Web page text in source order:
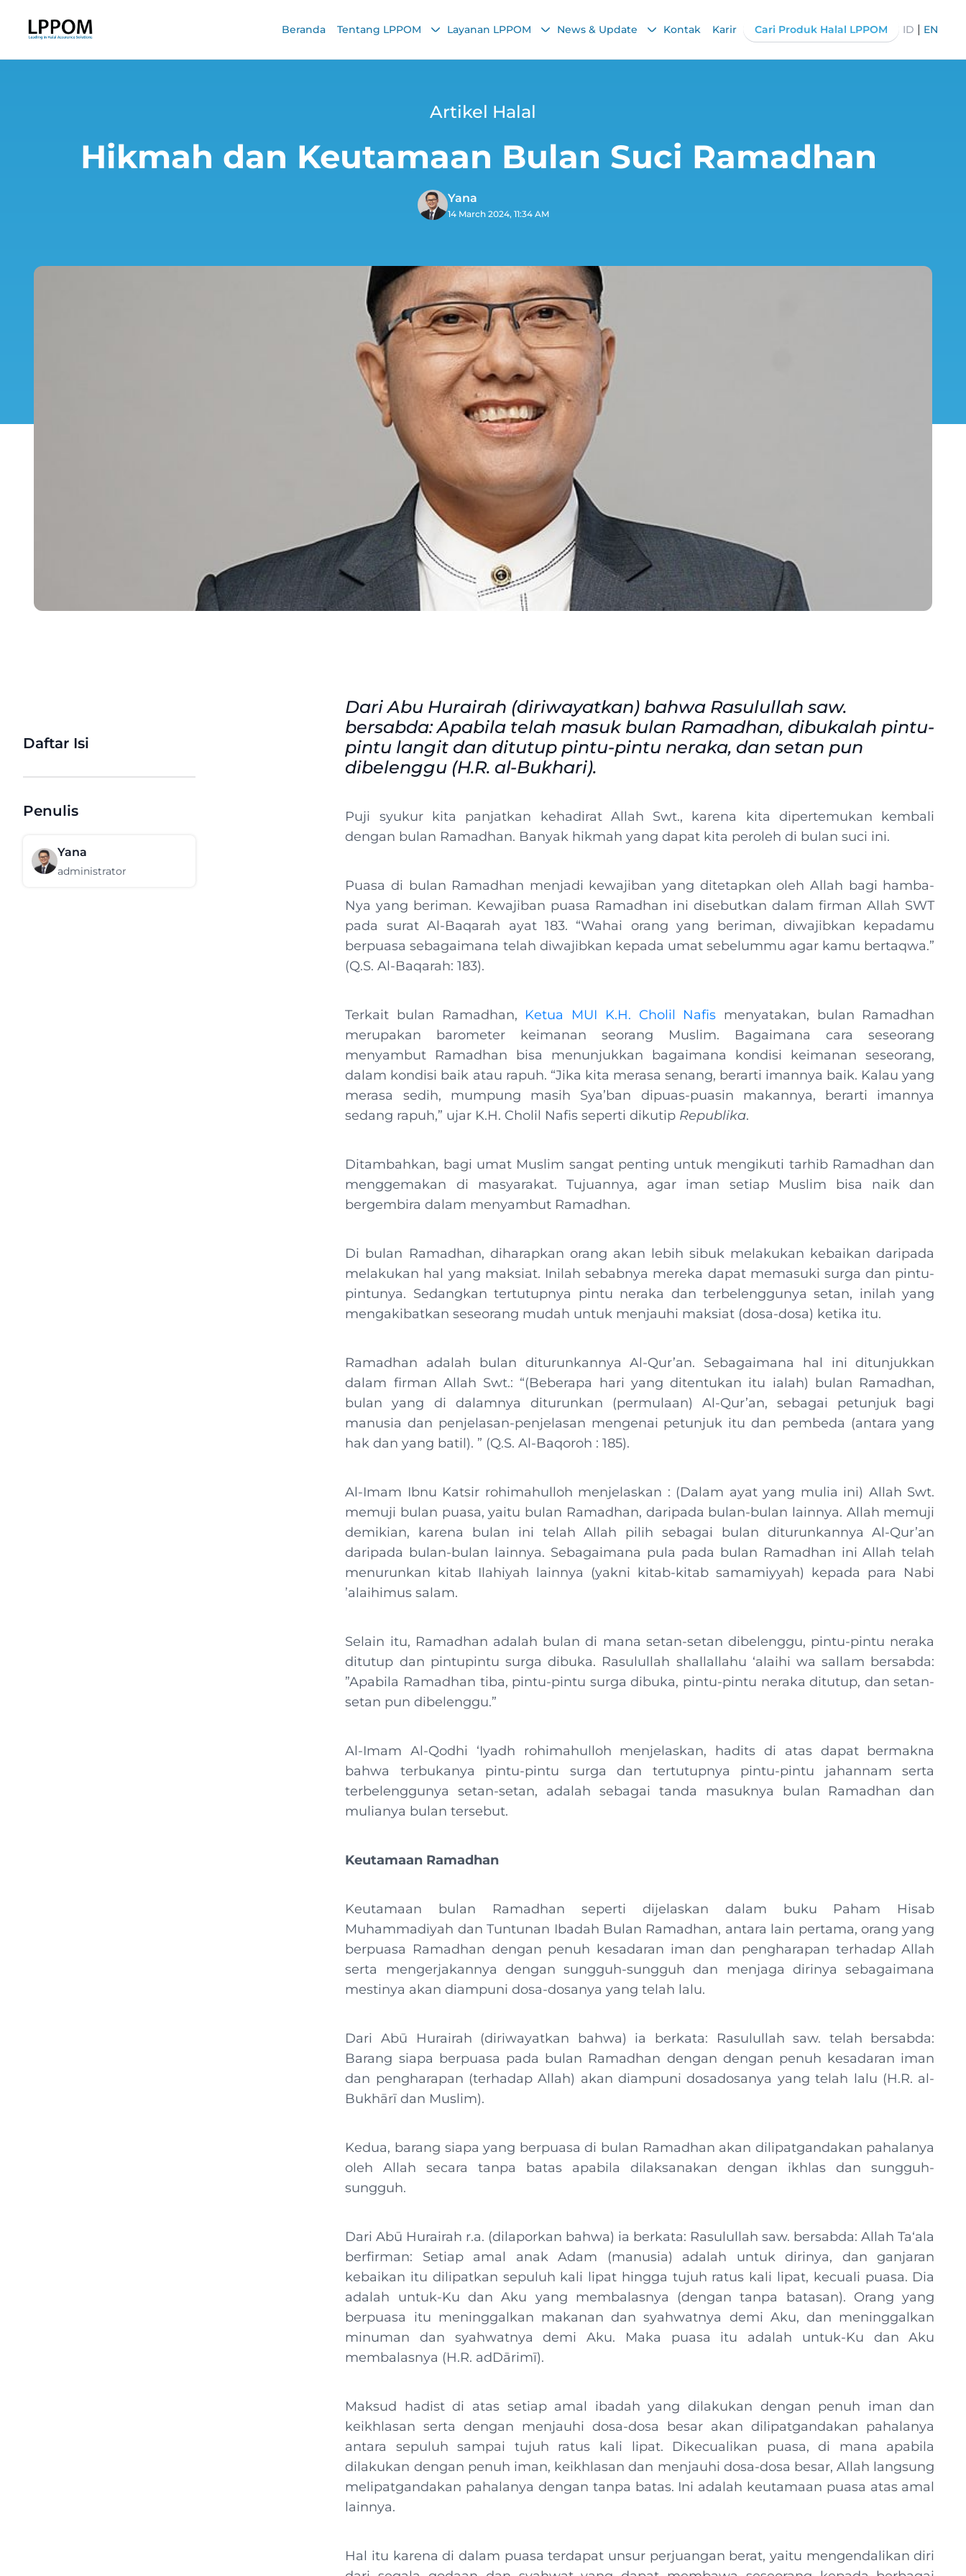
Beranda Tentang LPPOM Layanan LPPOM News & Update Kontak Karir Cari Produk Halal LPPOM ID | EN
Artikel Halal
Hikmah dan Keutamaan Bulan Suci Ramadhan
Yana
14 March 2024, 11:34 AM
Daftar Isi
Penulis
Yana
administrator
Dari Abu Hurairah (diriwayatkan) bahwa Rasulullah saw.
bersabda: Apabila telah masuk bulan Ramadhan, dibukalah pintu-
pintu langit dan ditutup pintu-pintu neraka, dan setan pun
dibelenggu (H.R. al-Bukhari).
Puji syukur kita panjatkan kehadirat Allah Swt., karena kita dipertemukan kembali
dengan bulan Ramadhan. Banyak hikmah yang dapat kita peroleh di bulan suci ini.
Puasa di bulan Ramadhan menjadi kewajiban yang ditetapkan oleh Allah bagi hamba-
Nya yang beriman. Kewajiban puasa Ramadhan ini disebutkan dalam firman Allah SWT
pada surat Al-Baqarah ayat 183. “Wahai orang yang beriman, diwajibkan kepadamu
berpuasa sebagaimana telah diwajibkan kepada umat sebelummu agar kamu bertaqwa.”
(Q.S. Al-Baqarah: 183).
Terkait bulan Ramadhan, Ketua MUI K.H. Cholil Nafis menyatakan, bulan Ramadhan
merupakan barometer keimanan seorang Muslim. Bagaimana cara seseorang
menyambut Ramadhan bisa menunjukkan bagaimana kondisi keimanan seseorang,
dalam kondisi baik atau rapuh. “Jika kita merasa senang, berarti imannya baik. Kalau yang
merasa sedih, mumpung masih Sya’ban dipuas-puasin makannya, berarti imannya
sedang rapuh,” ujar K.H. Cholil Nafis seperti dikutip Republika.
Ditambahkan, bagi umat Muslim sangat penting untuk mengikuti tarhib Ramadhan dan
menggemakan di masyarakat. Tujuannya, agar iman setiap Muslim bisa naik dan
bergembira dalam menyambut Ramadhan.
Di bulan Ramadhan, diharapkan orang akan lebih sibuk melakukan kebaikan daripada
melakukan hal yang maksiat. Inilah sebabnya mereka dapat memasuki surga dan pintu-
pintunya. Sedangkan tertutupnya pintu neraka dan terbelenggunya setan, inilah yang
mengakibatkan seseorang mudah untuk menjauhi maksiat (dosa-dosa) ketika itu.
Ramadhan adalah bulan diturunkannya Al-Qur’an. Sebagaimana hal ini ditunjukkan
dalam firman Allah Swt.: “(Beberapa hari yang ditentukan itu ialah) bulan Ramadhan,
bulan yang di dalamnya diturunkan (permulaan) Al-Qur’an, sebagai petunjuk bagi
manusia dan penjelasan-penjelasan mengenai petunjuk itu dan pembeda (antara yang
hak dan yang batil). ” (Q.S. Al-Baqoroh : 185).
Al-Imam Ibnu Katsir rohimahulloh menjelaskan : (Dalam ayat yang mulia ini) Allah Swt.
memuji bulan puasa, yaitu bulan Ramadhan, daripada bulan-bulan lainnya. Allah memuji
demikian, karena bulan ini telah Allah pilih sebagai bulan diturunkannya Al-Qur’an
daripada bulan-bulan lainnya. Sebagaimana pula pada bulan Ramadhan ini Allah telah
menurunkan kitab Ilahiyah lainnya (yakni kitab-kitab samamiyyah) kepada para Nabi
’alaihimus salam.
Selain itu, Ramadhan adalah bulan di mana setan-setan dibelenggu, pintu-pintu neraka
ditutup dan pintupintu surga dibuka. Rasulullah shallallahu ‘alaihi wa sallam bersabda:
”Apabila Ramadhan tiba, pintu-pintu surga dibuka, pintu-pintu neraka ditutup, dan setan-
setan pun dibelenggu.”
Al-Imam Al-Qodhi ‘Iyadh rohimahulloh menjelaskan, hadits di atas dapat bermakna
bahwa terbukanya pintu-pintu surga dan tertutupnya pintu-pintu jahannam serta
terbelenggunya setan-setan, adalah sebagai tanda masuknya bulan Ramadhan dan
mulianya bulan tersebut.
Keutamaan Ramadhan
Keutamaan bulan Ramadhan seperti dijelaskan dalam buku Paham Hisab
Muhammadiyah dan Tuntunan Ibadah Bulan Ramadhan, antara lain pertama, orang yang
berpuasa Ramadhan dengan penuh kesadaran iman dan pengharapan terhadap Allah
serta mengerjakannya dengan sungguh-sungguh dan menjaga dirinya sebagaimana
mestinya akan diampuni dosa-dosanya yang telah lalu.
Dari Abū Hurairah (diriwayatkan bahwa) ia berkata: Rasulullah saw. telah bersabda:
Barang siapa berpuasa pada bulan Ramadhan dengan dengan penuh kesadaran iman
dan pengharapan (terhadap Allah) akan diampuni dosadosanya yang telah lalu (H.R. al-
Bukhārī dan Muslim).
Kedua, barang siapa yang berpuasa di bulan Ramadhan akan dilipatgandakan pahalanya
oleh Allah secara tanpa batas apabila dilaksanakan dengan ikhlas dan sungguh-
sungguh.
Dari Abū Hurairah r.a. (dilaporkan bahwa) ia berkata: Rasulullah saw. bersabda: Allah Ta‘ala
berfirman: Setiap amal anak Adam (manusia) adalah untuk dirinya, dan ganjaran
kebaikan itu dilipatkan sepuluh kali lipat hingga tujuh ratus kali lipat, kecuali puasa. Dia
adalah untuk-Ku dan Aku yang membalasnya (dengan tanpa batasan). Orang yang
berpuasa itu meninggalkan makanan dan syahwatnya demi Aku, dan meninggalkan
minuman dan syahwatnya demi Aku. Maka puasa itu adalah untuk-Ku dan Aku
membalasnya (H.R. adDārimī).
Maksud hadist di atas setiap amal ibadah yang dilakukan dengan penuh iman dan
keikhlasan serta dengan menjauhi dosa-dosa besar akan dilipatgandakan pahalanya
antara sepuluh sampai tujuh ratus kali lipat. Dikecualikan puasa, di mana apabila
dilakukan dengan penuh iman, keikhlasan dan menjauhi dosa-dosa besar, Allah langsung
melipatgandakan pahalanya dengan tanpa batas. Ini adalah keutamaan puasa atas amal
lainnya.
Hal itu karena di dalam puasa terdapat unsur perjuangan berat, yaitu mengendalikan diri